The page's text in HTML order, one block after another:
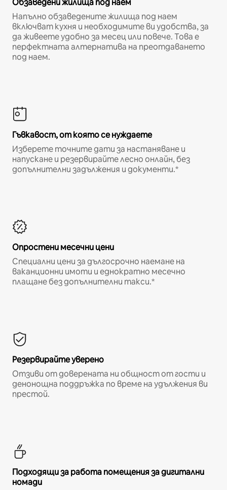
Обзаведени жилища под наем
Напълно обзаведените жилища под наем
включват кухня и необходимите ви удобства, за
да живеете удобно за месец или повече. Това е
перфектната алтернатива на преотдаването
под наем.
Гъвкавост, от която се нуждаете
Изберете точните дати за настаняване и
напускане и резервирайте лесно онлайн, без
допълнителни задължения и документи.*
Опростени месечни цени
Специални цени за дългосрочно наемане на
ваканционни имоти и еднократно месечно
плащане без допълнителни такси.*
Резервирайте уверено
Отзиви от доверената ни общност от гости и
денонощна поддръжка по време на удължения ви
престой.
Подходящи за работа помещения за дигитални
номади